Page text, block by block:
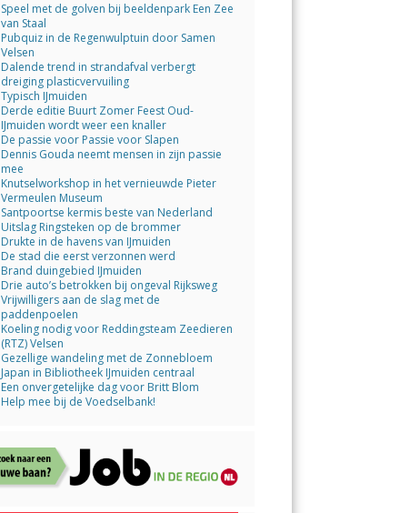
Speel met de golven bij beeldenpark Een Zee
van Staal
Pubquiz in de Regenwulptuin door Samen
Velsen
Dalende trend in strandafval verbergt
dreiging plasticvervuiling
Typisch IJmuiden
Derde editie Buurt Zomer Feest Oud-
IJmuiden wordt weer een knaller
De passie voor Passie voor Slapen
Dennis Gouda neemt mensen in zijn passie
mee
Knutselworkshop in het vernieuwde Pieter
Vermeulen Museum
Santpoortse kermis beste van Nederland
Uitslag Ringsteken op de brommer
Drukte in de havens van IJmuiden
De stad die eerst verzonnen werd
Brand duingebied IJmuiden
Drie auto’s betrokken bij ongeval Rijksweg
Vrijwilligers aan de slag met de
paddenpoelen
Koeling nodig voor Reddingsteam Zeedieren
(RTZ) Velsen
Gezellige wandeling met de Zonnebloem
Japan in Bibliotheek IJmuiden centraal
Een onvergetelijke dag voor Britt Blom
Help mee bij de Voedselbank!